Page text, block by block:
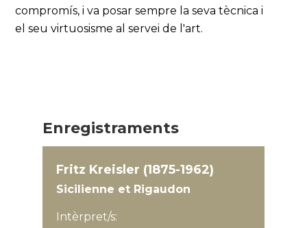
compromís, i va posar sempre la seva tècnica i
el seu virtuosisme al servei de l'art.
Enregistraments
Fritz Kreisler (1875-1962)
Sicilienne et Rigaudon
Intèrpret/s: